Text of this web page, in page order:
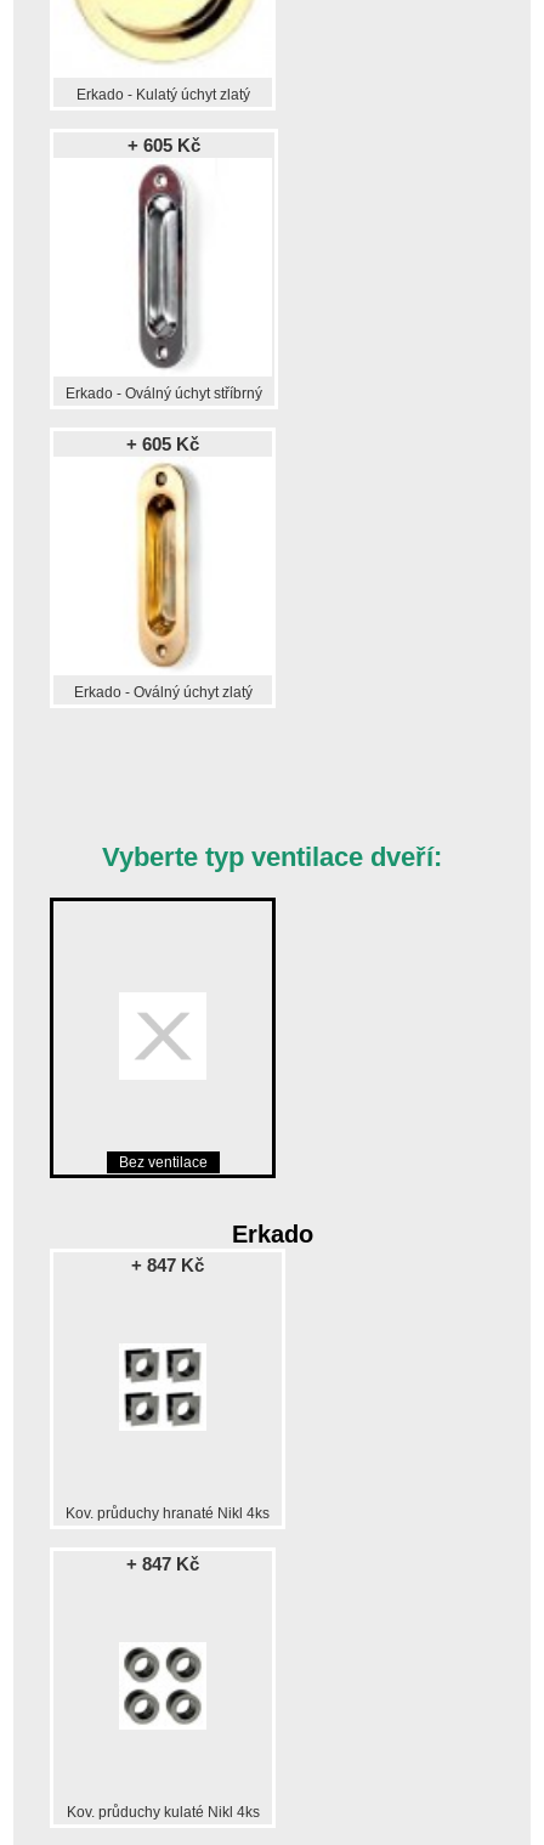
Erkado - Kulatý úchyt zlatý
+ 605 Kč
Erkado - Oválný úchyt stříbrný
+ 605 Kč
Erkado - Oválný úchyt zlatý
Vyberte typ ventilace dveří:
Bez ventilace
Erkado
+ 847 Kč
Kov. průduchy hranaté Nikl 4ks
+ 847 Kč
Kov. průduchy kulaté Nikl 4ks